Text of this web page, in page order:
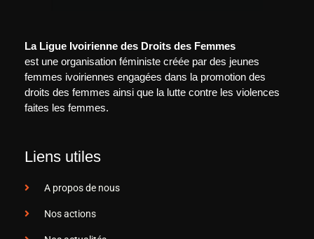
La Ligue Ivoirienne des Droits des Femmes
est une organisation féministe créée par des jeunes
femmes ivoiriennes engagées dans la promotion des
droits des femmes ainsi que la lutte contre les violences
faites les femmes.
Liens utiles
A propos de nous
Nos actions